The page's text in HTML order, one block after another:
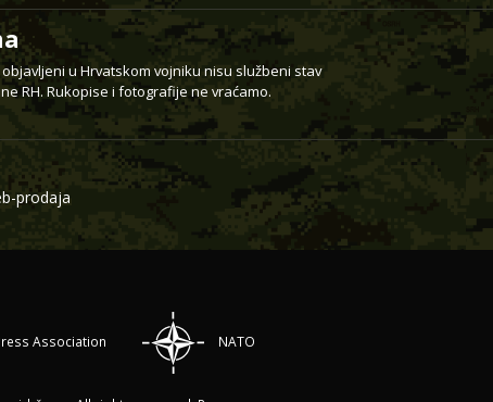
u Hrvatskom vojniku nisu službeni stav
RH. Rukopise i fotografije ne vraćamo.
prodaja
Association NATO